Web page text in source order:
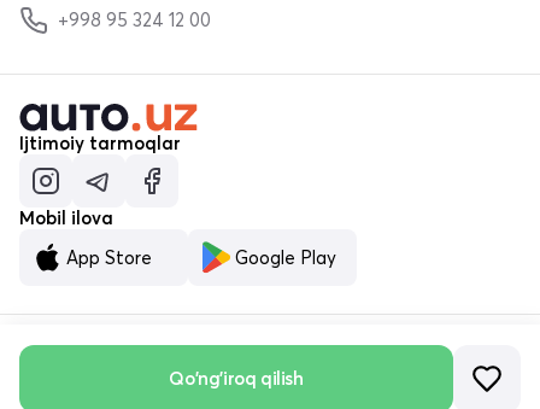
Qo'ng'iroq qilish
+998 95 324 12 00
Ijtimoiy tarmoqlar
Mobil ilova
App Store
Google Play
© «MALUMOTNOMA» MChJ 2023–2026